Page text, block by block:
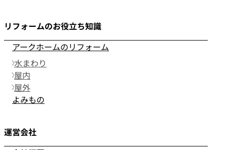
リフォームのお役立ち知識
アークホームのリフォーム
水まわり
屋内
屋外
よみもの
運営会社